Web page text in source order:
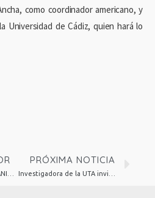
como coordinador americano, y
Universidad de Cádiz, quien hará lo
PRÓXIMA NOTICIA